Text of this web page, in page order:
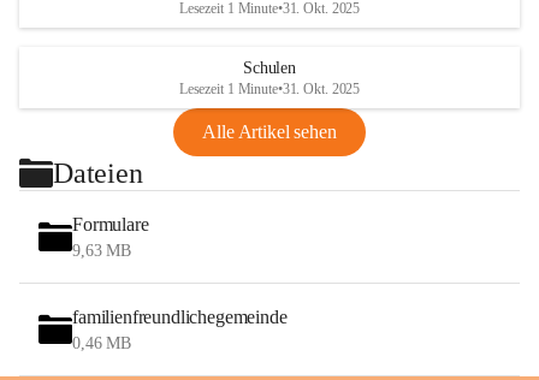
Lesezeit 1 Minute•31. Okt. 2025
Schulen
Lesezeit 1 Minute•31. Okt. 2025
Alle Artikel sehen
Dateien
Formulare
9,63 MB
familienfreundlichegemeinde
0,46 MB